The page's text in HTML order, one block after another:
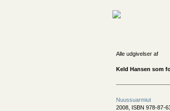
Alle udgivelser af
Keld Hansen som
Nuussuarmiut
2008, ISBN 978-87-